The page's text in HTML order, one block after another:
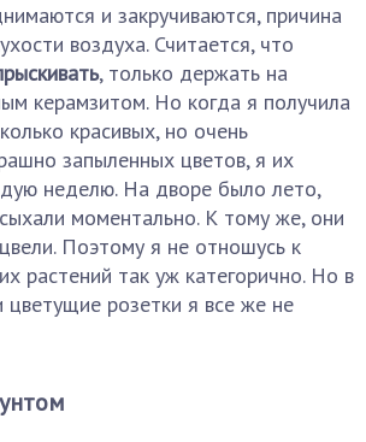
и закручиваются, причина
воздуха. Считается, что
, только держать на
керамзитом. Но когда я получила
красивых, но очень
запыленных цветов, я их
неделю. На дворе было лето,
моментально. К тому же, они
Поэтому я не отношусь к
растений так уж категорично. Но в
розетки я все же не